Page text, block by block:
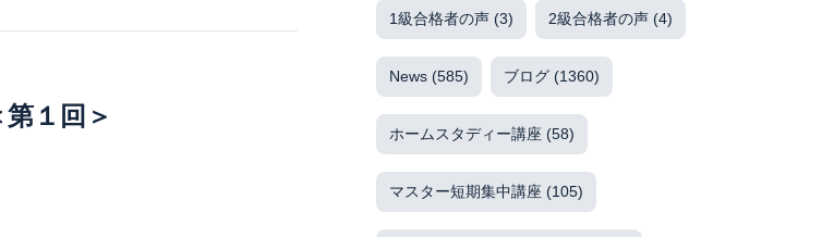
１回＞
1級合格者の声 (3) 2級合格者の声 (4)
News (585) ブログ (1360)
ホームスタディー講座 (58)
マスター短期集中講座 (105)